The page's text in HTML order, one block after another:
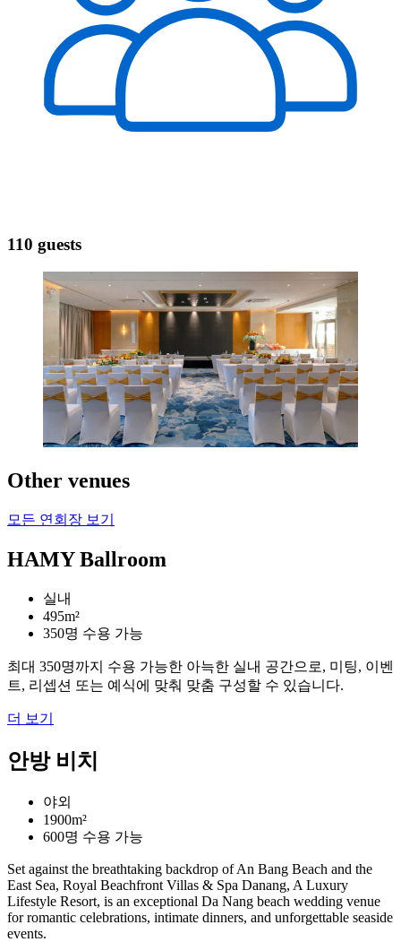
110 guests
Other venues
모든 연회장 보기
HAMY Ballroom
실내
495m²
350명 수용 가능
최대 350명까지 수용 가능한 아늑한 실내 공간으로, 미팅, 이벤
트, 리셉션 또는 예식에 맞춰 맞춤 구성할 수 있습니다.
더 보기
안방 비치
야외
1900m²
600명 수용 가능
Set against the breathtaking backdrop of An Bang Beach and the
East Sea, Royal Beachfront Villas & Spa Danang, A Luxury
Lifestyle Resort, is an exceptional Da Nang beach wedding venue
for romantic celebrations, intimate dinners, and unforgettable seaside
events.